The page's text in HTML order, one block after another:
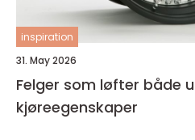
inspiration
31. May 2026
Felger som løfter både
kjøreegenskaper